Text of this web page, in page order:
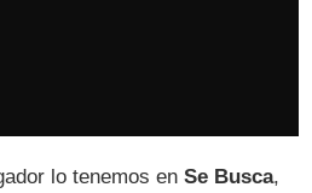
lo tenemos enSe Busca,